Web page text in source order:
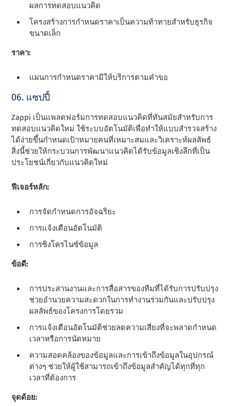
ผลการทดสอบแนวคิด
โครงสร้างการกําหนดราคาเป็นความท้าทายสําหรับธุรกิจ
ขนาดเล็ก
ราคา:
แผนการกําหนดราคามีให้บริการตามคําขอ
06. แซปปี้
Zappi เป็นแพลตฟอร์มการทดสอบแนวคิดที่ทันสมัยสําหรับการ
ทดสอบแนวคิดใหม่ ใช้ระบบอัตโนมัติเพื่อทําให้แบบสํารวจสร้าง
ได้ง่ายขึ้นกําหนดเป้าหมายคนที่เหมาะสมและวิเคราะห์ผลลัพธ์
สิ่งนี้ช่วยให้กระบวนการพัฒนาแนวคิดได้รับข้อมูลเชิงลึกที่เป็น
ประโยชน์เกี่ยวกับแนวคิดใหม่
ฟีเจอร์หลัก:
การจัดกําหนดการอัจฉริยะ
การแจ้งเตือนอัตโนมัติ
การซิงโครไนซ์ข้อมูล
ข้อดี:
การประสานงานและการสื่อสารของทีมที่ได้รับการปรับปรุง
ช่วยอํานวยความสะดวกในการทํางานร่วมกันและปรับปรุง
ผลลัพธ์ของโครงการโดยรวม
การแจ้งเตือนอัตโนมัติช่วยลดความเสี่ยงที่จะพลาดกําหนด
เวลาหรือการนัดหมาย
ความสอดคล้องของข้อมูลและการเข้าถึงข้อมูลในอุปกรณ์
ต่างๆ ช่วยให้ผู้ใช้สามารถเข้าถึงข้อมูลสําคัญได้ทุกที่ทุก
เวลาที่ต้องการ
จุดด้อย: